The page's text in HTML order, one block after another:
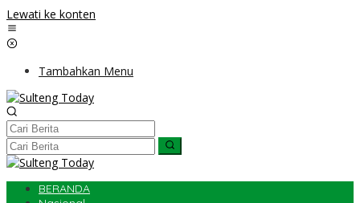
Lewati ke konten
Tambahkan Menu
BERANDA